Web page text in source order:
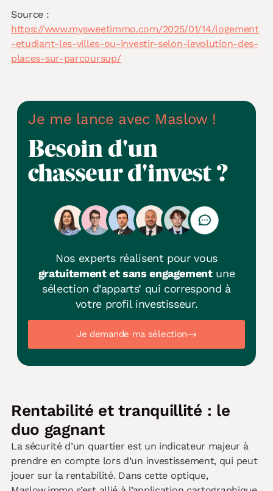
Source :
https://www.mysweetimmo.com/2025/01/14/logement
-etudiant-les-villes-ou-investir-selon-levolution-des-
places-sur-parcoursup/
Je me lance avec Maslow !
Besoin d'un
chasseur d'invest ?
Nos experts réalisent pour vous
gratuitement et sans engagementune
sélection d’apparts’ qui correspond à
votre profil investisseur.
Je demande ma sélection
Rentabilité et tranquillité : le
duo gagnant
La sécurité d’un quartier est un indicateur majeur à
prendre en compte lors d’un investissement, qui peut
jouer sur la rentabilité. Dans cette optique,